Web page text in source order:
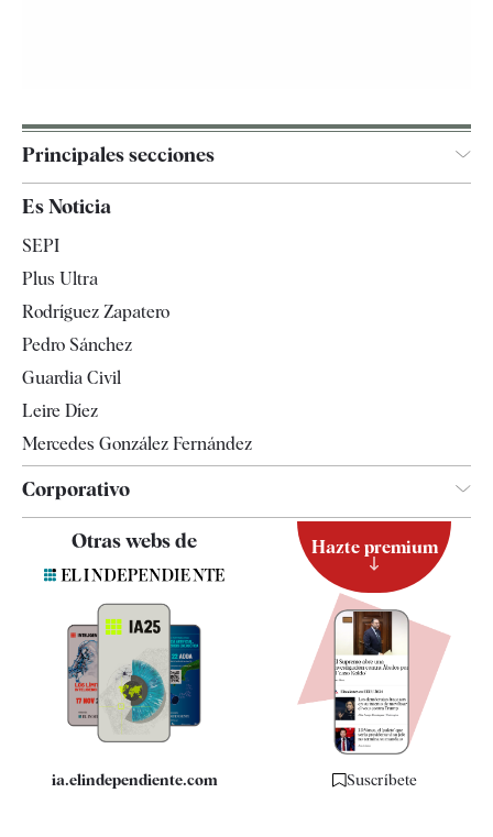
Principales secciones
Televisión
Es Noticia
SEPI
Plus Ultra
Rodríguez Zapatero
Pedro Sánchez
Guardia Civil
Leire Díez
Mercedes González Fernández
Corporativo
Quiénes somos
Especificaciones
Otras webs de
ia.elindependiente.com
Hazte premium
Suscríbete